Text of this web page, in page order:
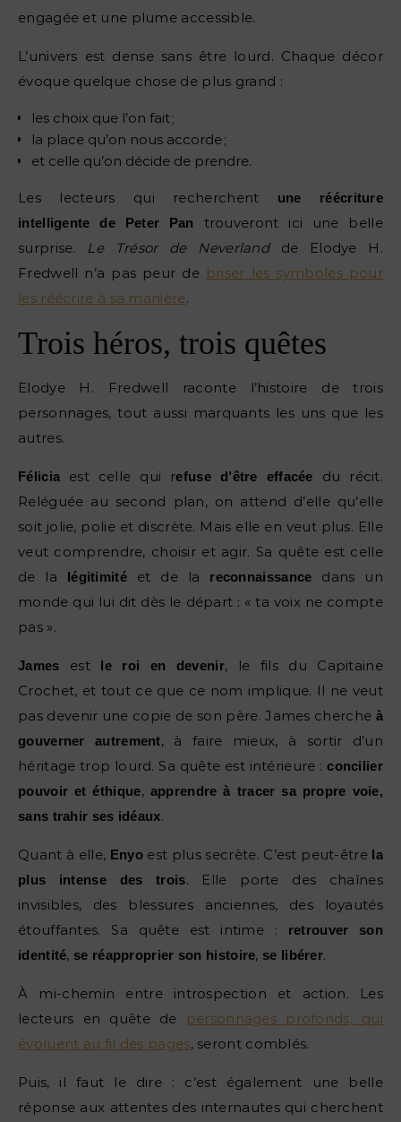
engagée et une plume accessible.
L’univers est dense sans être lourd. Chaque décor
évoque quelque chose de plus grand :
les choix que l’on fait ;
la place qu’on nous accorde ;
et celle qu’on décide de prendre.
Les lecteurs qui recherchent
une réécriture
intelligente de Peter Pan
trouveront ici une belle
surprise. Le Trésor de Neverlandde Elodye H.
Fredwell n’a pas peur de briser les symboles pour
les réécrire à sa manière.
Trois héros, trois quêtes
Elodye H. Fredwell raconte l’histoire de trois
personnages, tout aussi marquants les uns que les
autres.
Félicia est celle qui refuse d’être effacée
du récit.
Reléguée au second plan, on attend d’elle qu’elle
soit jolie, polie et discrète. Mais elle en veut plus. Elle
veut comprendre, choisir et agir. Sa quête est celle
de la
légitimité et de la reconnaissance dans un
monde qui lui dit dès le départ : « ta voix ne compte
pas ».
James est le roi en devenir, le fils du Capitaine
Crochet, et tout ce que ce nom implique. Il ne veut
pas devenir une copie de son père. James cherche à
gouverner autrement, à faire mieux, à sortir d’un
héritage trop lourd. Sa quête est intérieure :concilier
pouvoir et éthique, apprendre à tracer sa propre voie,
sans trahir ses idéaux.
Quant à elle, Enyo est plus secrète. C’est peut-être la
plus intense des trois. Elle porte des chaînes
invisibles, des blessures anciennes, des loyautés
étouffantes. Sa quête est intime :
retrouver son
identité, se réapproprier son histoire, se libérer.
À mi-chemin entre introspection et action. Les
lecteurs en quête de
personnages profonds, qui
évoluent au fil des pages, seront comblés.
Puis, il faut le dire : c’est également une belle
réponse aux attentes des internautes qui cherchent